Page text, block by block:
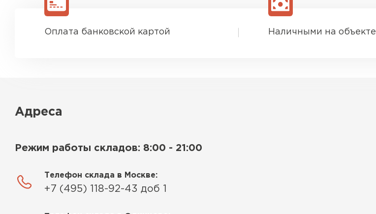
Оплата банковской картой Наличными на объекте
Адреса
Режим работы складов: 8:00 - 21:00
Телефон склада в Москве:
+7 (495) 118-92-43 доб 1